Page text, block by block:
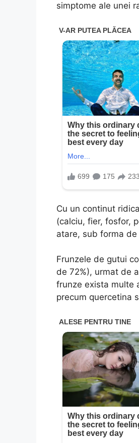
simptome ale unei
Cu un continut
(calciu, fier, fosfor,
atare, sub forma
Frunzele de gutui
de 72%), urmat de
frunze exista multe
precum quercetina